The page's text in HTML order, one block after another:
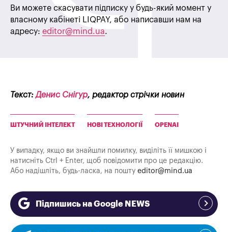
Ви можете скасувати підписку у будь-який момент у
власному кабінеті LIQPAY, або написавши нам на
адресу: editor@mind.ua.
Текст:Денис Снігур, редактор стрічки новин
ШТУЧНИЙ ІНТЕЛЕКТ НОВІ ТЕХНОЛОГІЇ OPENAI
У випадку, якщо ви знайшли помилку, виділіть її мишкою і
натисніть Ctrl + Enter, щоб повідомити про це редакцію.
Або надішліть, будь-ласка, на пошту editor@mind.ua
Підпишись на Google NEWS